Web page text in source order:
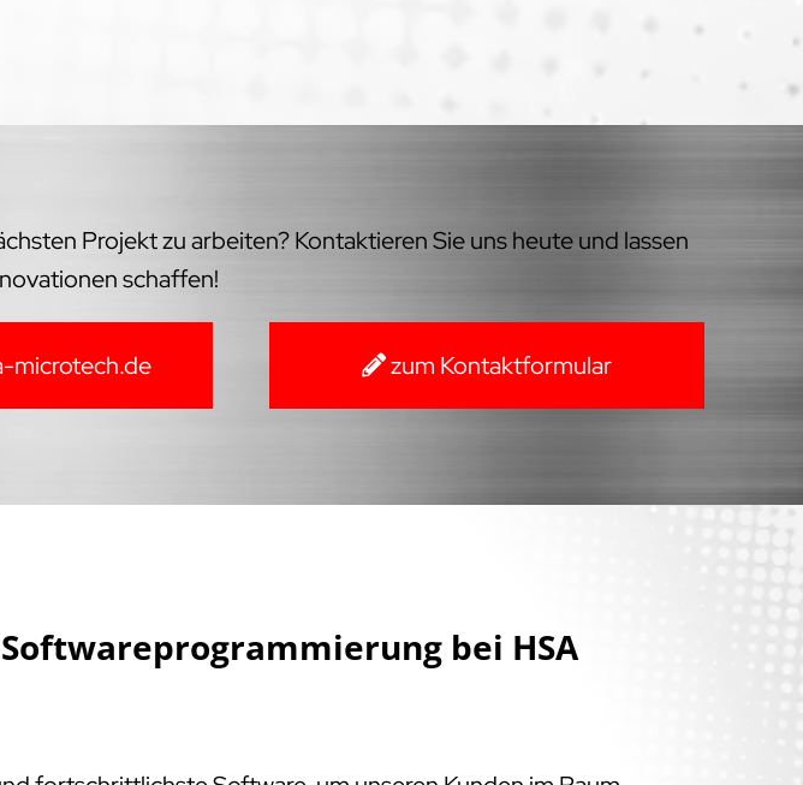
Projekt zu arbeiten? Kontaktieren Sie uns heute und lassen
schaffen!
microtech.de zum Kontaktformular
bei HSA